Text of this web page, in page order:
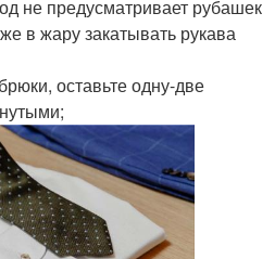
не предусматривает рубашек
в жару закатывать рукава
оставьте одну-две